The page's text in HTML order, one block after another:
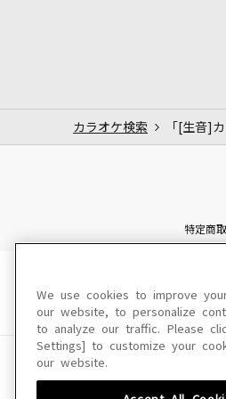
カラオケ検索 「[生音]
特定商
この
We use cookies to improve
our website, to personalize
to analyze our traffic. Please
Settings] to customize your
our website.